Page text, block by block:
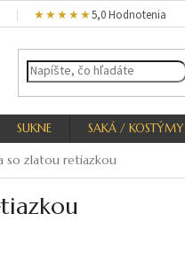
★★★★★5,0 Hodnotenia
SUKNE SAKÁ / KOSTÝMY
so zlatou retiazkou